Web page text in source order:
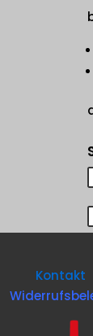
Kontakt